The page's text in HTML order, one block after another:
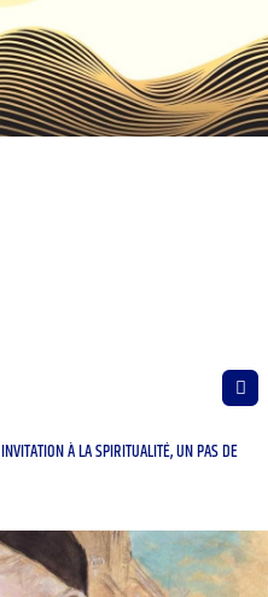
À LA SPIRITUALITÉ, UN PAS DE